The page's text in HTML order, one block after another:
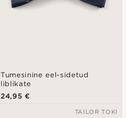
Tumesinine eel-sidetud
liblikate
24,95 €
TAILOR TOKI